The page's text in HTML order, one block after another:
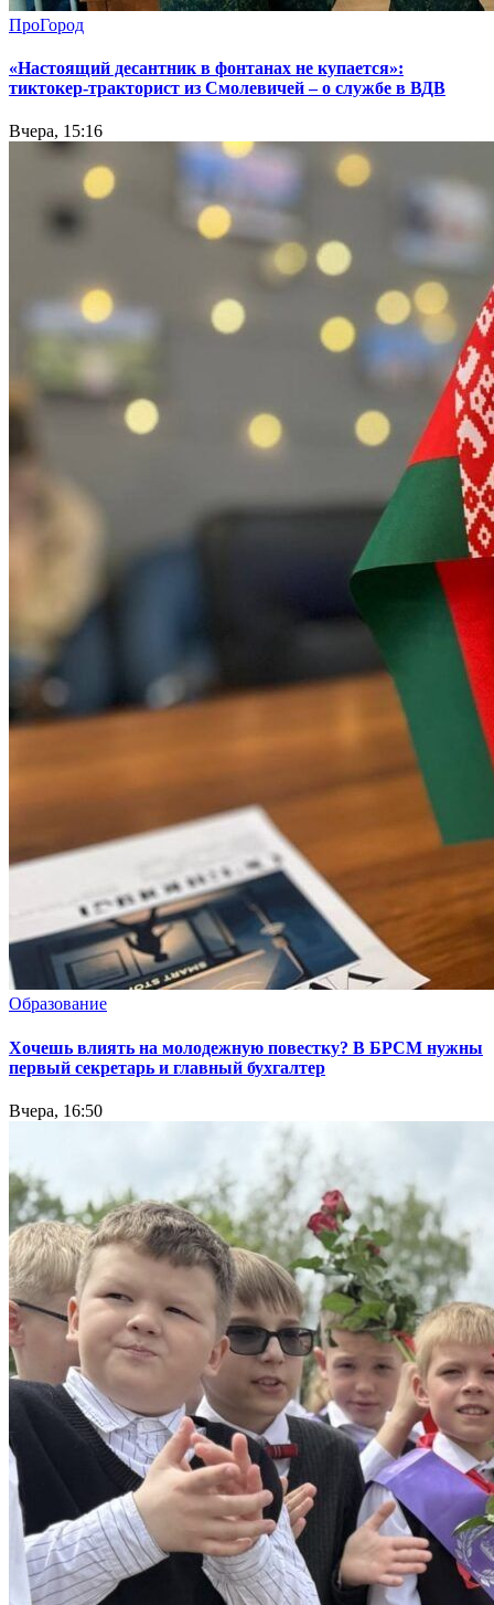
ПроГород
«Настоящий десантник в фонтанах не купается»:
тиктокер-тракторист из Смолевичей – о службе в ВДВ
Вчера, 15:16
Образование
Хочешь влиять на молодежную повестку? В БРСМ нужны
первый секретарь и главный бухгалтер
Вчера, 16:50